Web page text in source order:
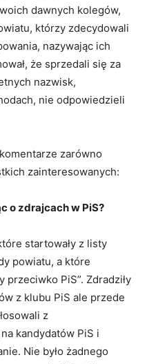
dawnych kolegów,
którzy zdecydowali
nazywając ich
że sprzedali się za
nazwisk,
nie odpowiedzieli
zarówno
zainteresowanych:
o zdrajcach w PiS?
startowały z listy
powiatu, a które
przeciwko PiS”. Zdradziły
z klubu PiS ale przede
z
kandydatów PiS i
Nie było żadnego